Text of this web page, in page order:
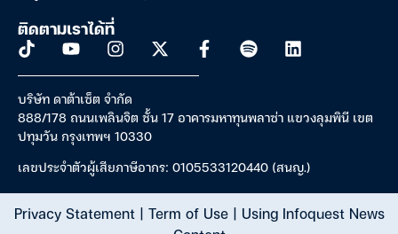
ติดตามเราได้ที่
บริษัท ดาต้าเซ็ต จำกัด
888/178 ถนนเพลินจิต ชั้น 17 อาคารมหาทุนพลาซ่า แขวงลุมพินี เขต
ปทุมวัน กรุงเทพฯ 10330
เลขประจำตัวผู้เสียภาษีอากร: 0105533120440 (สนญ.)
Privacy Statement| Term of Use| Using Infoquest News